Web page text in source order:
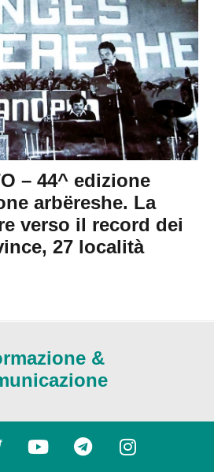
– 44^ edizione
arbëreshe. La
verso il record dei
27 località
&